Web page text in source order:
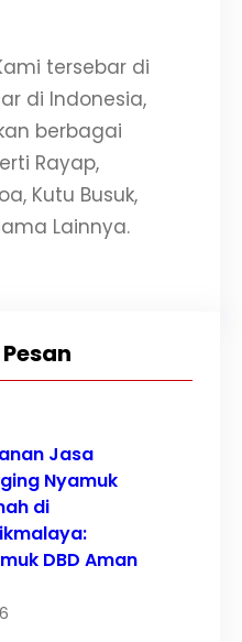
tersebar di
di Indonesia,
berbagai
Rayap,
Kutu Busuk,
Lainnya.
Jasa
Nyamuk
di
DBD Aman